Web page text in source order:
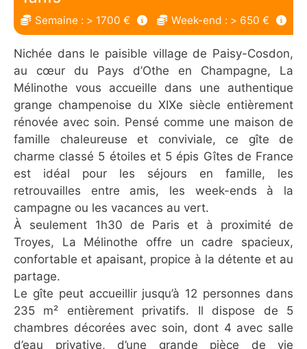
Semaine : > 1700 € Week-end : > 650 €
Nichée dans le paisible village de Paisy-Cosdon,
au cœur du Pays d’Othe en Champagne, La
Mélinothe vous accueille dans une authentique
grange champenoise du XIXe siècle entièrement
rénovée avec soin. Pensé comme une maison de
famille chaleureuse et conviviale, ce gîte de
charme classé 5 étoiles et 5 épis Gîtes de France
est idéal pour les séjours en famille, les
retrouvailles entre amis, les week-ends à la
campagne ou les vacances au vert.
À seulement 1h30 de Paris et à proximité de
Troyes, La Mélinothe offre un cadre spacieux,
confortable et apaisant, propice à la détente et au
partage.
Le gîte peut accueillir jusqu’à 12 personnes dans
235 m² entièrement privatifs. Il dispose de 5
chambres décorées avec soin, dont 4 avec salle
d’eau privative, d’une grande pièce de vie